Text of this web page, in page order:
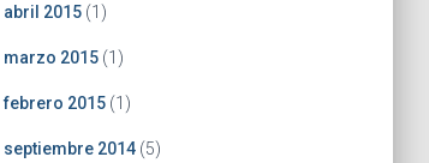
abril 2015(1)
marzo 2015(1)
febrero 2015(1)
septiembre 2014(5)